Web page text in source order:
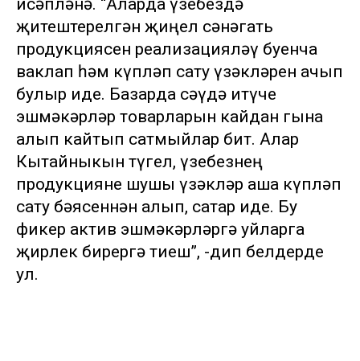
исәпләнә. “Аларда үзебездә
җитештерелгән җиңел сәнәгать
продукциясен реализацияләү буенча
ваклап һәм күпләп сату үзәкләрен ачып
булыр иде. Базарда сәүдә итүче
эшмәкәрләр товарларын кайдан гына
алып кайтып сатмыйлар бит. Алар
Кытайныкын түгел, үзебезнең
продукцияне шушы үзәкләр аша күпләп
сату бәясеннән алып, сатар иде. Бу
фикер актив эшмәкәрләргә уйларга
җирлек бирергә тиеш”, -дип белдерде
ул.